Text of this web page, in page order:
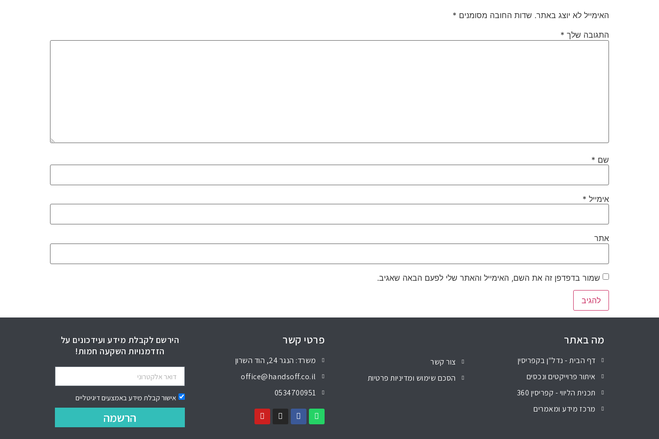
האימייל לא יוצג באתר. שדות החובה מסומנים *
התגובה שלך *
שם *
אימייל *
אתר
שמור בדפדפן זה את השם, האימייל והאתר שלי לפעם הבאה שאגיב.
מה באתר
דף הבית - נדל"ן בקפריסין
איתור פרוייקטים ונכסים
תכנית הליווי - קפריסין 360
מרכז מידע ומאמרים
צור קשר
הסכם שימוש ומדיניות פרטיות
פרטי קשר
משרד: הנגר 24, הוד השרון
office@handsoff.co.il
0534700951
הירשם לקבלת מידע ועידכונים על
הזדמנויות השקעה חמות!
אישור קבלת מידע באמצעים דיגיטליים
הרשמה